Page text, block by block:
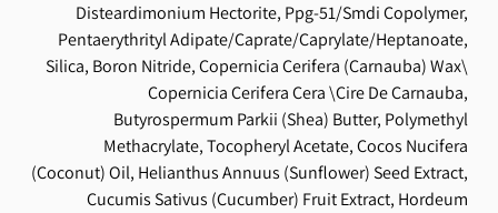
Disteardimonium Hectorite, Ppg-51/Smdi Copolymer,
Pentaerythrityl Adipate/Caprate/Caprylate/Heptanoate,
Silica, Boron Nitride, Copernicia Cerifera (Carnauba) Wax\
Copernicia Cerifera Cera \Cire De Carnauba,
Butyrospermum Parkii (Shea) Butter, Polymethyl
Methacrylate, Tocopheryl Acetate, Cocos Nucifera
(Coconut) Oil, Helianthus Annuus (Sunflower) Seed Extract,
Cucumis Sativus (Cucumber) Fruit Extract, Hordeum